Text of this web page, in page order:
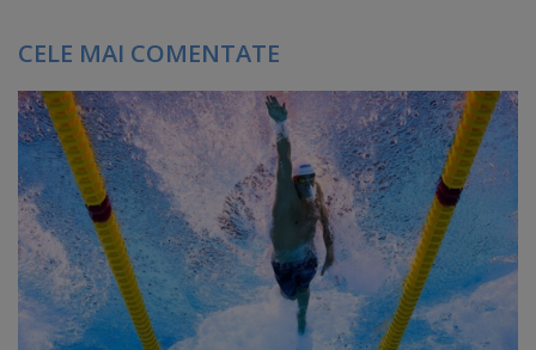
CELE MAI COMENTATE